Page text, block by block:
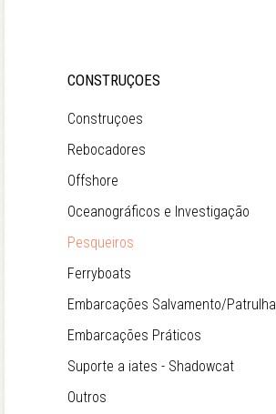
CONSTRUÇOES
Construçoes
Rebocadores
Offshore
Oceanográficos e Investigação
Pesqueiros
Ferryboats
Embarcações Salvamento/Patrulha
Embarcações Práticos
Suporte a iates - Shadowcat
Outros